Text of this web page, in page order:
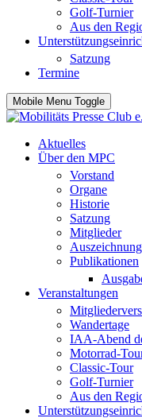
Golf-Turnier
Aus den
Satzung
Termine
Mobile Menu Toggle
Aktuelles
Über den MPC
Vorstand
Organe
Historie
Satzung
Mitglieder
Publikationen
Veranstaltungen
Wandertage
IAA-Abend
Motorrad-
Classic-Tour
Golf-Turnier
Aus den